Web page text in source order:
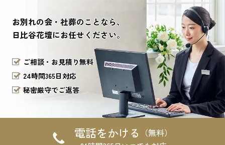
お別れの会・社葬のことなら、
日比谷花壇にお任せください。
ご相談・お見積り無料
24時間365日対応
秘密厳守でご返答
電話をかける （無料）